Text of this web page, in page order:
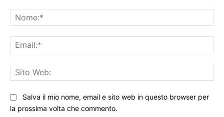
Salva il mio nome, email e sito web in questo browser per
la prossima volta che commento.